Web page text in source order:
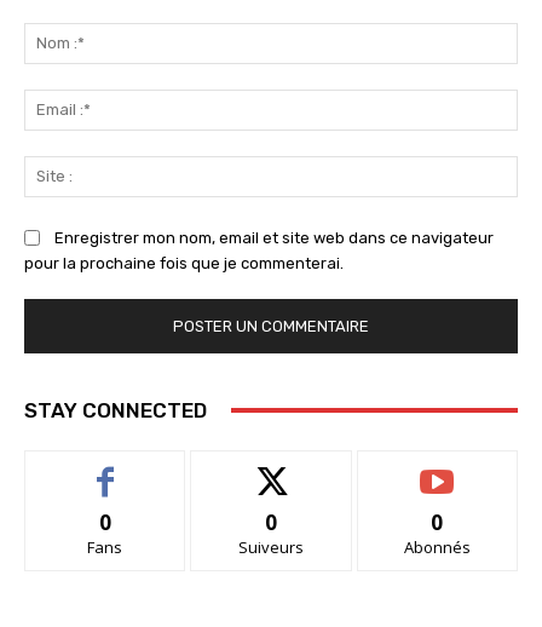
:*
:*
:
Enregistrer mon nom, email et site web dans ce navigateur
pour la prochaine fois que je commenterai.
STAY CONNECTED
0
Fans
0
Suiveurs
0
Abonnés